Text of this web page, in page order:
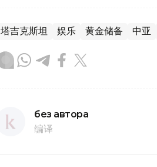
塔吉克斯坦 娱乐 黄金储备 中亚
без автора
编译